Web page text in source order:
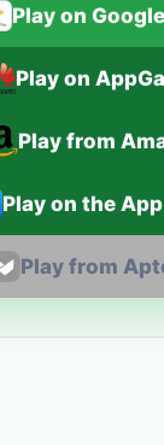
Play on
Play on
Play from
Play on the
Play from